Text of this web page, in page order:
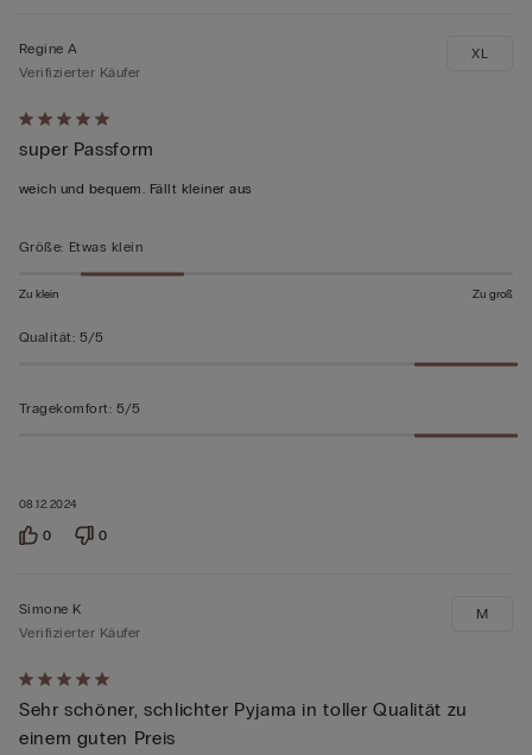
Mit
5
von
bewertet
08.12.2024
Regine A
Verifizierter Käufer
super Passform
weich und bequem. Fällt kleiner aus
XL
Größe: Etwas klein
Zu klein Zu groß
Qualität: 5/5
Tragekomfort: 5/5
0 0
Mit
5
von
Simone K
Verifizierter Käufer
Sehr schöner, schlichter Pyjama in toller Qualität zu
einem guten Preis
M